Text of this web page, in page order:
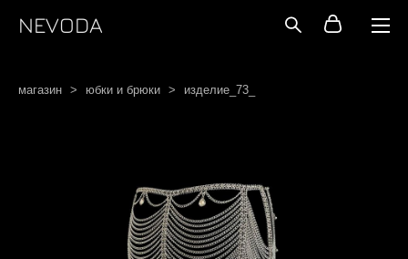
NEVODA
магазин > юбки и брюки > изделие_73_